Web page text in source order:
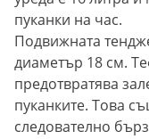
пуканки на час.
Подвижната
диаметър 18 см.
предотвратява
пуканките. Това
следователно